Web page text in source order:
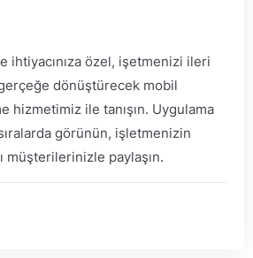
ihtiyacınıza özel, işetmenizi ileri
dönüştürecek mobil
hizmetimiz ile tanışın. Uygulama
görünün, işletmenizin
müşterilerinizle paylaşın.